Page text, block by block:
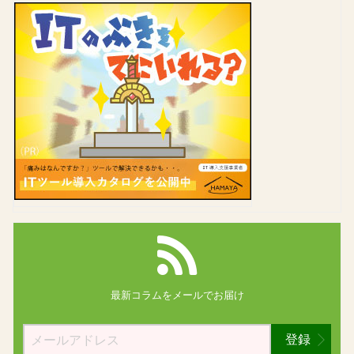
最新コラムを メールでお届け
登録